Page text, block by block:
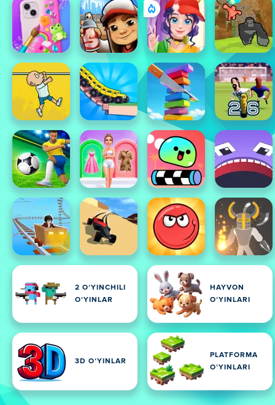
2 OʻYINCHILI
OʻYINLAR
HAYVON
OʻYINLARI
3D OʻYINLAR
PLATFORMA
OʻYINLARI